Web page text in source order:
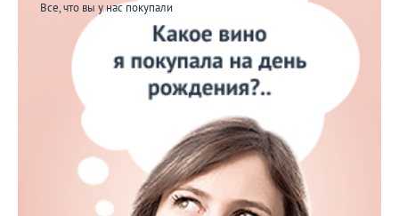
Все, что вы у нас покупали